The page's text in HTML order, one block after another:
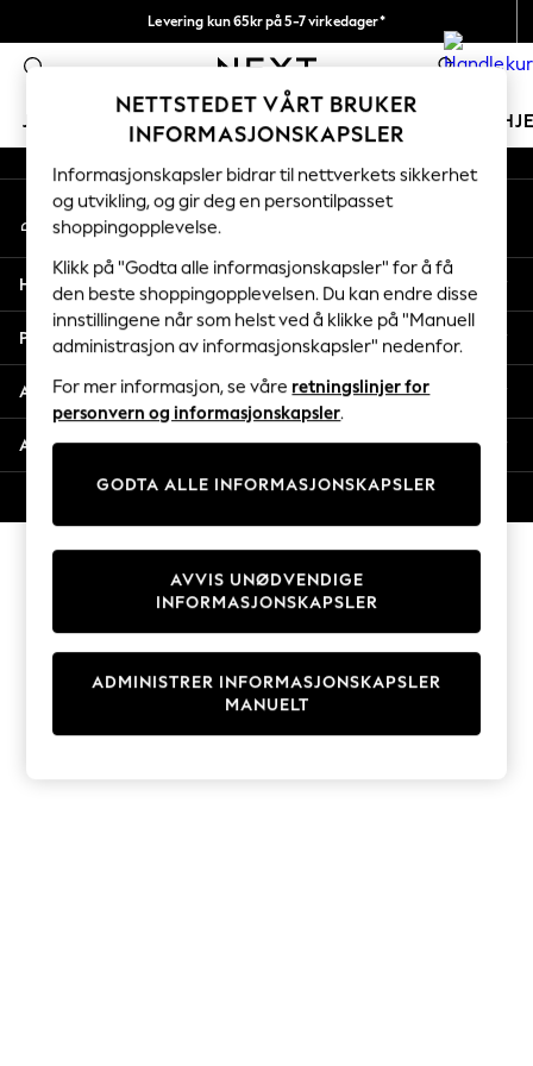
Levering kun 65kr på 5-7 virkedager*
Vi betaler alle tollavgifter 0
JENTER GUTTER BABY KVINNER
GIRLS
New In
50 - 92cm
98 - 110cm
116 - 134cm
140 - 174cm
Trending: Top & Short Sets
Trending: Clogs
Toy Story
THE SET
Coats & Jackets
Sweatshirts & Hoodies
Knitwear
Cardigans
Dresses
Sets & Outfits
T-Shirts
An error occurred on client
Våre sosiale nettverk
Min konto
Logg inn på kontoen din
Hjelp
Personvern & Juridisk
Avdelinger
Andre tjenester
NETTSTEDET VÅRT BRUKER
INFORMASJONSKAPSLER
Informasjonskapsler bidrar til nettverkets sikkerhet
og utvikling, og gir deg en persontilpasset
shoppingopplevelse.
Klikk på "Godta alle informasjonskapsler" for å få
den beste shoppingopplevelsen. Du kan endre disse
innstillingene når som helst ved å klikke på "Manuell
administrasjon av informasjonskapsler" nedenfor.
For mer informasjon, se våre retningslinjer for
personvern og informasjonskapsler.
GODTA ALLE INFORMASJONSKAPSLER
ADMINISTRER INFORMASJONSKAPSLER
MANUELT
AVVIS UNØDVENDIGE
INFORMASJONSKAPSLER